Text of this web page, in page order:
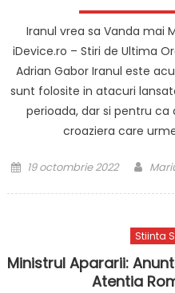
Iranul vrea sa Vanda mai
iDevice.ro – Stiri de Ultima
Adrian Gabor Iranul este
sunt folosite in atacuri
perioada, dar si pentru
croaziera care
Posted
19 octombrie 2022
Stiinta
Ministrul Apararii:
Atentia